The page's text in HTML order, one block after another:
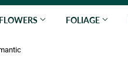
FOLIAGE